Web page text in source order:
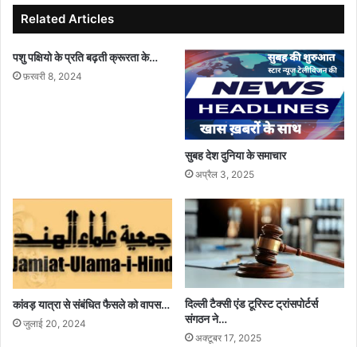
मांगRelated Articles
पशु पक्षियो के प्रति बढ़ती क्रूरता के…
फ़रवरी 8, 2024
सुबह देश दुनिया के समाचार
अप्रैल 3, 2025
कांवड़ यात्रा से संबंधित फैसले को वापस…
जुलाई 20, 2024
दिल्ली टैक्सी एंड टूरिस्ट ट्रांसपोर्टर्स
संगठन ने…
अक्टूबर 17, 2025